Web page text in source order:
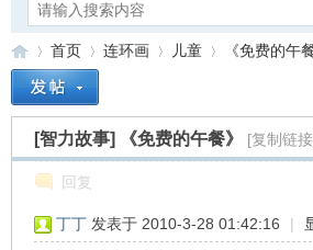
»
首页
›
连环画
›
儿童
›
《免费的午餐
[智力故事] 《免费的午餐》 [复制链
回复
丁丁 发表于 2010-3-28 01:42:16 |